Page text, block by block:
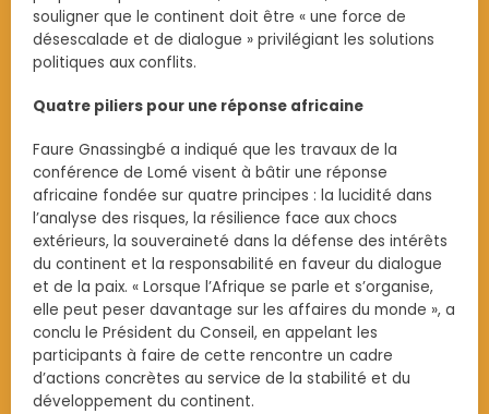
souligner que le continent doit être « une force de
désescalade et de dialogue » privilégiant les solutions
politiques aux conflits.
Quatre piliers pour une réponse africaine
Faure Gnassingbé a indiqué que les travaux de la
conférence de Lomé visent à bâtir une réponse
africaine fondée sur quatre principes : la lucidité dans
l’analyse des risques, la résilience face aux chocs
extérieurs, la souveraineté dans la défense des intérêts
du continent et la responsabilité en faveur du dialogue
et de la paix. « Lorsque l’Afrique se parle et s’organise,
elle peut peser davantage sur les affaires du monde », a
conclu le Président du Conseil, en appelant les
participants à faire de cette rencontre un cadre
d’actions concrètes au service de la stabilité et du
développement du continent.